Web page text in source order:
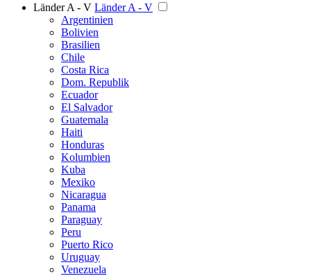
Länder A - V Länder A - V
Argentinien
Bolivien
Brasilien
Chile
Costa Rica
Dom. Republik
Ecuador
El Salvador
Guatemala
Haiti
Honduras
Kolumbien
Kuba
Mexiko
Nicaragua
Panama
Paraguay
Peru
Puerto Rico
Uruguay
Venezuela